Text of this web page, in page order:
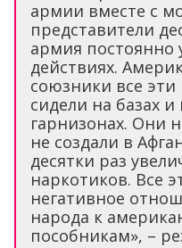
армии вместе с
представители
армия постоянно
действиях.
союзники все
сидели на базах
гарнизонах. Они
не создали в
десятки раз
наркотиков. Все
негативное
народа к
пособникам», –